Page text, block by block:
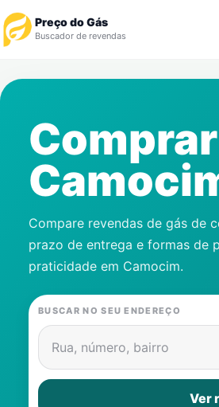
Preço do Gás
Buscador de revendas
Revendedor
Notícias
Gás
Contatos
Compare revendas de gás de
prazo de entrega e formas de
praticidade em Camocim.
BUSCAR NO SEU ENDEREÇO
Rua, número, bairro
Ver